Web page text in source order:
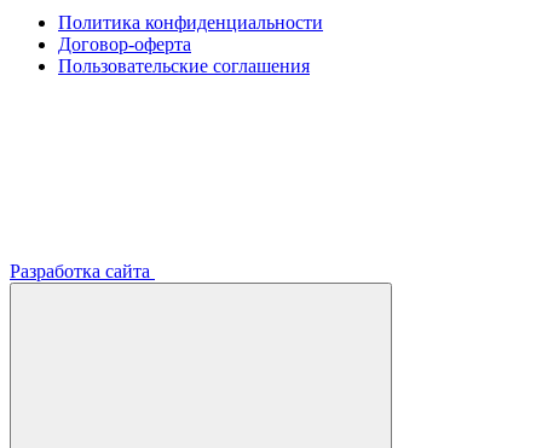
Политика конфиденциальности
Договор-оферта
Пользовательские соглашения
Разработка сайта